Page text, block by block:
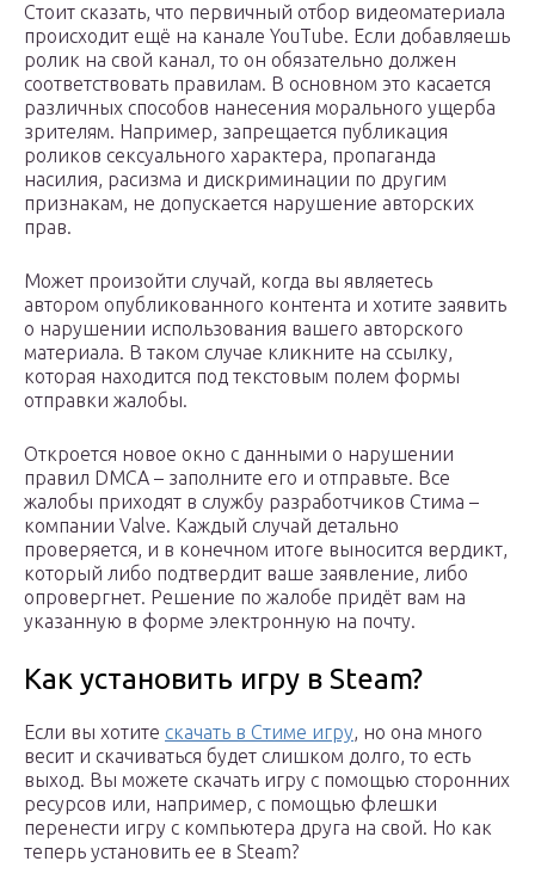
Стоит сказать, что первичный отбор видеоматериала
происходит ещё на канале YouTube. Если добавляешь
ролик на свой канал, то он обязательно должен
соответствовать правилам. В основном это касается
различных способов нанесения морального ущерба
зрителям. Например, запрещается публикация
роликов сексуального характера, пропаганда
насилия, расизма и дискриминации по другим
признакам, не допускается нарушение авторских
прав.
Может произойти случай, когда вы являетесь
автором опубликованного контента и хотите заявить
о нарушении использования вашего авторского
материала. В таком случае кликните на ссылку,
которая находится под текстовым полем формы
отправки жалобы.
Откроется новое окно с данными о нарушении
правил DMCA – заполните его и отправьте. Все
жалобы приходят в службу разработчиков Стима –
компании Valve. Каждый случай детально
проверяется, и в конечном итоге выносится вердикт,
который либо подтвердит ваше заявление, либо
опровергнет. Решение по жалобе придёт вам на
указанную в форме электронную на почту.
Как установить игру в Steam?
Если вы хотите скачать в Стиме игру, но она много
весит и скачиваться будет слишком долго, то есть
выход. Вы можете скачать игру с помощью сторонних
ресурсов или, например, с помощью флешки
перенести игру с компьютера друга на свой. Но как
теперь установить ее в Steam?